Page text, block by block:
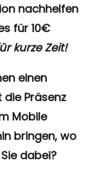
nachhelfen
für 10€
kurze Zeit!
einen
Präsenz
Mobile
bringen, wo
dabei?